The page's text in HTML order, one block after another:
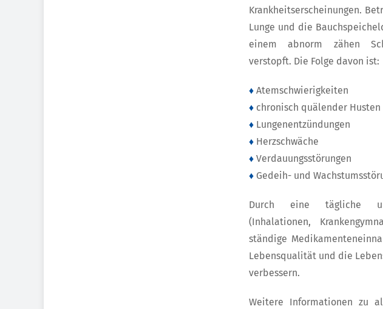
Krankheitserscheinungen.
Lunge und die
einem abnorm zähen
verstopft. Die Folge davon ist:
♦Atemschwierigkeiten
♦chronisch quälender Husten
♦Lungenentzündungen
♦Herzschwäche
♦Verdauungsstörungen
♦Gedeih- und
Durch eine tägliche
(Inhalationen,
ständige
Lebensqualität und die
verbessern.
Weitere Informationen zu